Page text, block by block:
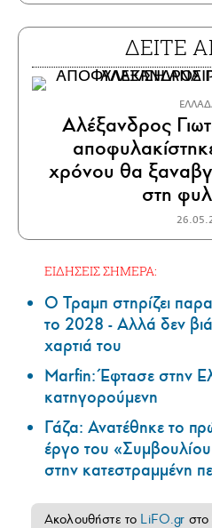
ΔΕΙΤΕ
Αλέξανδρος
χρόνου θα
στη
ΕΙΔΗΣΕΙΣ ΣΗΜΕΡΑ:
Ο Τραμπ στηρίζει
το 2028 - Αλλά δεν
χαρτιά του
Marfin: Έφτασε στην
κατηγορούμενη
Γάζα: Ανατέθηκε το
έργο του
στην κατεστραμμένη
Ακολουθήστε το LiFO.gr στο